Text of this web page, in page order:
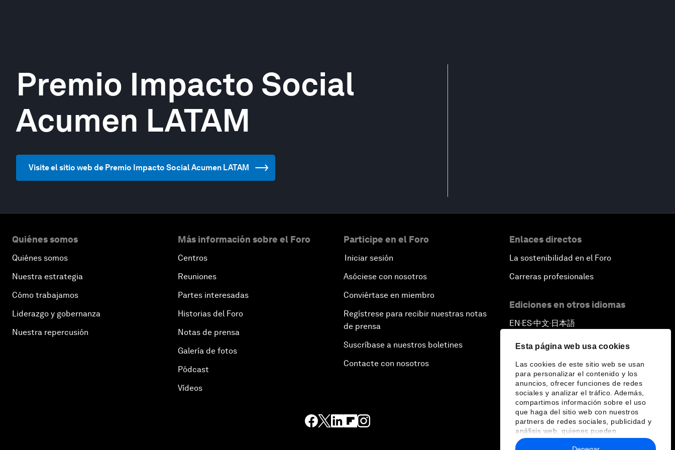
Esta página web usa cookies
Las cookies de este sitio web se usan
para personalizar el contenido y los
anuncios, ofrecer funciones de redes
sociales y analizar el tráfico. Además,
compartimos información sobre el uso
que haga del sitio web con nuestros
partners de redes sociales, publicidad y
análisis web, quienes pueden
combinarla con otra información que les
Premio Impacto Social
Acumen LATAM
Visite el sitio web de Premio Impacto Social Acumen LATAM
Quiénes somos
Quiénes somos
Nuestra estrategia
Cómo trabajamos
Liderazgo y gobernanza
Nuestra repercusión
Más información sobre el Foro
Centros
Reuniones
Partes interesadas
Historias del Foro
Notas de prensa
Galería de fotos
Pódcast
Vídeos
Participe en el Foro
Iniciar sesión
Asóciese con nosotros
Conviértase en miembro
Regístrese para recibir nuestras notas
de prensa
Suscríbase a nuestros boletines
Contacte con nosotros
Enlaces directos
La sostenibilidad en el Foro
Carreras profesionales
Ediciones en otros idiomas
EN ▪ES▪中文▪ 日本語